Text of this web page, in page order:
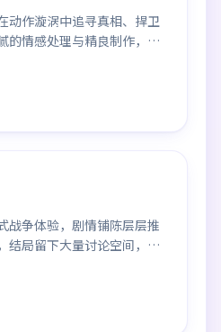
动作漩涡中追寻真相、捍卫
的情感处理与精良制作，感
奏舒服。
战争体验，剧情铺陈层层推
结局留下大量讨论空间，适